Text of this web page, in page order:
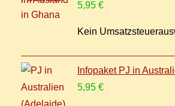
5,95 €
Kein
Infopaket PJ in
5,95 €